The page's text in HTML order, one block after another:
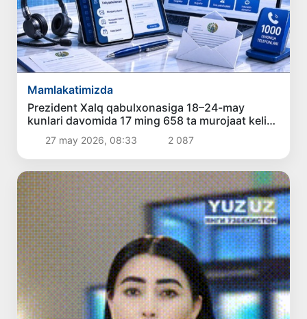
Mamlakatimizda
Prezident Xalq qabulxonasiga 18–24-may
kunlari davomida 17 ming 658 ta murojaat kelib
tushdi27 may 2026, 08:33 2 087